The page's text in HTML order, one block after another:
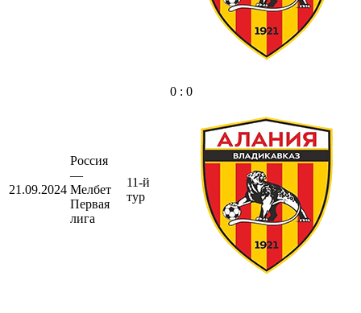
21.09.2024
Россия
—
Мелбет
Первая
лига
11-й
тур
0 : 0